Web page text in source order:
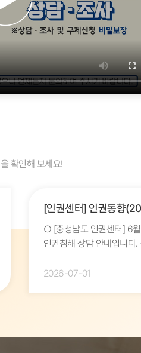
을 확인해 보세요!
○ [충청남도 인권센터] 6
인권침해 상담 안내입니다
진심으로 감사드립니다. - 인권센터는
2026-07-01